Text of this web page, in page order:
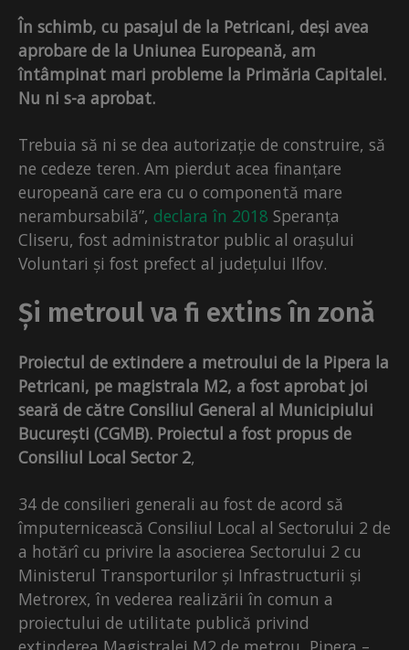
În schimb, cu pasajul de la Petricani, deși avea
aprobare de la Uniunea Europeană, am
întâmpinat mari probleme la Primăria Capitalei.
Nu ni s-a aprobat.
Trebuia să ni se dea autorizație de construire, să
ne cedeze teren. Am pierdut acea finanțare
europeană care era cu o componentă mare
nerambursabilă”, declara în 2018 Speranța
Cliseru, fost administrator public al orașului
Voluntari și fost prefect al județului Ilfov.
Și metroul va fi extins în zonă
Proiectul de extindere a metroului de la Pipera la
Petricani, pe magistrala M2, a fost aprobat joi
seară de către Consiliul General al Municipiului
București (CGMB). Proiectul a fost propus de
Consiliul Local Sector 2,
34 de consilieri generali au fost de acord să
împuternicească Consiliul Local al Sectorului 2 de
a hotărî cu privire la asocierea Sectorului 2 cu
Ministerul Transporturilor și Infrastructurii și
Metrorex, în vederea realizării în comun a
proiectului de utilitate publică privind